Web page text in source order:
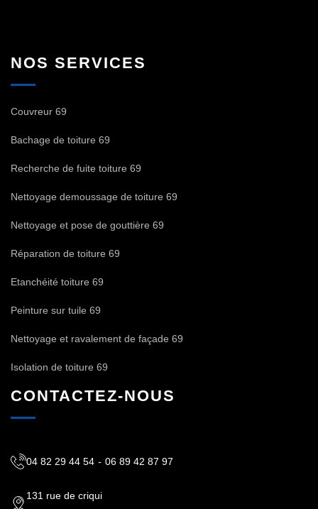
NOS SERVICES
Couvreur 69
Bachage de toiture 69
Recherche de fuite toiture 69
Nettoyage demoussage de toiture 69
Nettoyage et pose de gouttière 69
Réparation de toiture 69
Etanchéité toiture 69
Peinture sur tuile 69
Nettoyage et ravalement de façade 69
Isolation de toiture 69
CONTACTEZ-NOUS
04 82 29 44 54 - 06 89 42 87 97
131 rue de criqui